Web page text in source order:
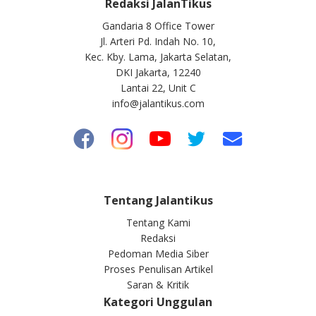
Redaksi JalanTikus
Gandaria 8 Office Tower
Jl. Arteri Pd. Indah No. 10,
Kec. Kby. Lama, Jakarta Selatan,
DKI Jakarta, 12240
Lantai 22, Unit C
info@jalantikus.com
Tentang Jalantikus
Tentang Kami
Redaksi
Pedoman Media Siber
Proses Penulisan Artikel
Saran & Kritik
Kategori Unggulan